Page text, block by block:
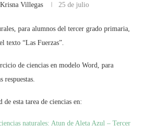
Krisna Villegas 25 de julio
para alumnos del tercer grado primaria,
texto “Las Fuerzas”.
de ciencias en modelo Word, para
esta tarea de ciencias en:
naturales: Atun de Aleta Azul – Tercer